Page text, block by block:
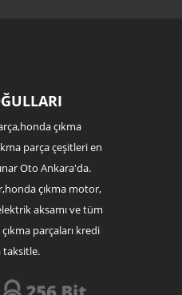
çıkma
parça çeşitleri en
Oto Ankara'da.
çıkma motor,
aksamı ve tüm
parçaları kredi
taksitle.